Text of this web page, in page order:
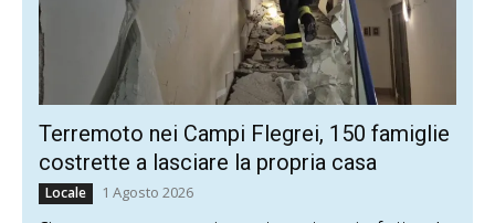
Terremoto nei Campi Flegrei, 150 famiglie
costrette a lasciare la propria casa
Locale 1 Agosto 2026